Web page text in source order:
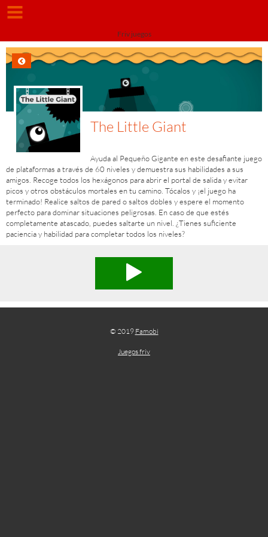
Friv juegos
The Little Giant
Ayuda al Pequeño Gigante en este desafiante juego
de plataformas a través de 60 niveles y demuestra sus habilidades a sus
amigos. Recoge todos los hexágonos para abrir el portal de salida y evitar
picos y otros obstáculos mortales en tu camino. Tócalos y ¡el juego ha
terminado! Realice saltos de pared o saltos dobles y espere el momento
perfecto para dominar situaciones peligrosas. En caso de que estés
completamente atascado, puedes saltarte un nivel. ¿Tienes suficiente
paciencia y habilidad para completar todos los niveles?
© 2019 Famobi
Juegos friv